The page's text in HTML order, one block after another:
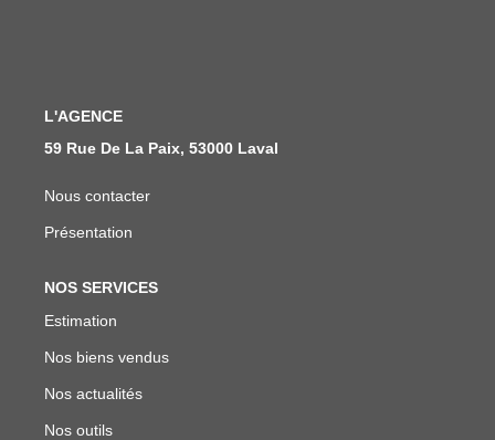
ALERTE EMAIL
L'AGENCE
59 Rue De La Paix, 53000 Laval
Nous contacter
Présentation
NOS SERVICES
Estimation
Nos biens vendus
Nos actualités
Nos outils